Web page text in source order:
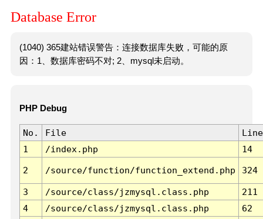
Database Error
(1040) 365建站错误警告：连接数据库失败，可能的原
因：1、数据库密码不对; 2、mysql未启动。
PHP Debug
No. File
Line
1
/index.php 14
2 /source/function/function_extend.php 324
3 /source/class/jzmysql.class.php
211
4
/source/class/jzmysql.class.php
62